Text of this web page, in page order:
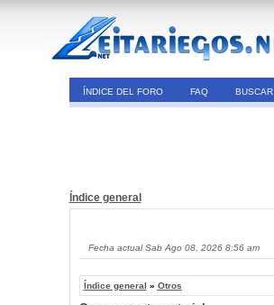
ÍNDICE DEL FORO FAQ BUSCAR
Índice general
Fecha actual Sab Ago 08, 2026 8:56 am
Índice general » Otros